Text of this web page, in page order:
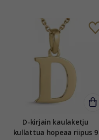
D-kirjain kaulaketju
kullattua hopeaa riipus 9